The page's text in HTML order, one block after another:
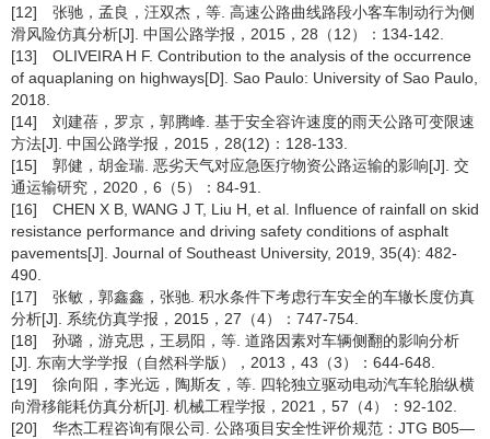
[12] 张驰，孟良，汪双杰，等. 高速公路曲线路段小客车制动行为侧
滑风险仿真分析[J]. 中国公路学报，2015，28（12）：134-142.
[13] OLIVEIRA H F. Contribution to the analysis of the occurrence
of aquaplaning on highways[D]. Sao Paulo: University of Sao Paulo,
2018.
[14] 刘建蓓，罗京，郭腾峰. 基于安全容许速度的雨天公路可变限速
方法[J]. 中国公路学报，2015，28(12)：128-133.
[15] 郭健，胡金瑞. 恶劣天气对应急医疗物资公路运输的影响[J]. 交
通运输研究，2020，6（5）：84-91.
[16] CHEN X B, WANG J T, Liu H, et al. Influence of rainfall on skid
resistance performance and driving safety conditions of asphalt
pavements[J]. Journal of Southeast University, 2019, 35(4): 482-
490.
[17] 张敏，郭鑫鑫，张驰. 积水条件下考虑行车安全的车辙长度仿真
分析[J]. 系统仿真学报，2015，27（4）：747-754.
[18] 孙璐，游克思，王易阳，等. 道路因素对车辆侧翻的影响分析
[J]. 东南大学学报（自然科学版），2013，43（3）：644-648.
[19] 徐向阳，李光远，陶斯友，等. 四轮独立驱动电动汽车轮胎纵横
向滑移能耗仿真分析[J]. 机械工程学报，2021，57（4）：92-102.
[20] 华杰工程咨询有限公司. 公路项目安全性评价规范：JTG B05—